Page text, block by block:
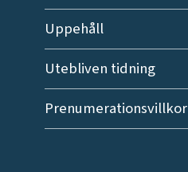
Uppehåll
Utebliven tidning
Prenumerationsvillkor